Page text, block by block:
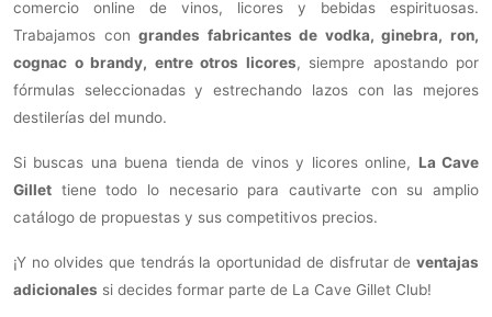
comercio online de vinos, licores y bebidas espirituosas.
Trabajamos congrandes fabricantes de vodka, ginebra, ron,
cognac o brandy, entre otros licores, siempre apostando por
fórmulas seleccionadas y estrechando lazos con las mejores
destilerías del mundo.
Si buscas una buena tienda de vinos y licores online, La Cave
Gillet tiene todo lo necesario para cautivarte con su amplio
catálogo de propuestas y sus competitivos precios.
¡Y no olvides que tendrás la oportunidad de disfrutar de ventajas
adicionales si decides formar parte de La Cave Gillet Club!